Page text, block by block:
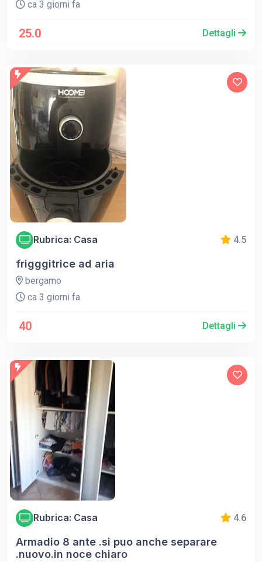
ca 3 giorni fa
25.0 Dettagli
Rubrica: Casa 4.5
frigggitrice ad aria
bergamo
ca 3 giorni fa
40 Dettagli
Rubrica: Casa 4.6
Armadio 8 ante .si puo anche separare
.nuovo.in noce chiaro